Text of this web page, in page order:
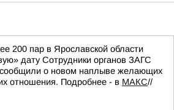
200 пар в Ярославской области
дату Сотрудники органов ЗАГС
сообщили о новом наплыве желающих
отношения. Подробнее - в МАКС//